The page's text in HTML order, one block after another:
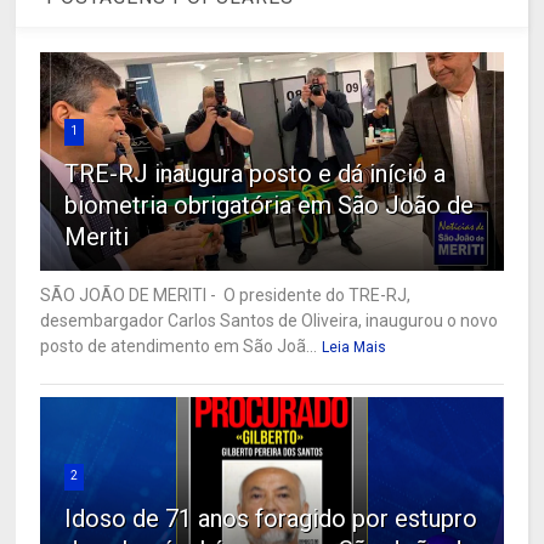
1
TRE-RJ inaugura posto e dá início a
biometria obrigatória em São João de
Meriti
SÃO JOÃO DE MERITI - O presidente do TRE-RJ,
desembargador Carlos Santos de Oliveira, inaugurou o novo
posto de atendimento em São Joã...
Leia Mais
2
Idoso de 71 anos foragido por estupro